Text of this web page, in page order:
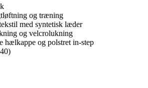
og træning
med syntetisk læder
og velcrolukning
hælkappe og polstret in-step